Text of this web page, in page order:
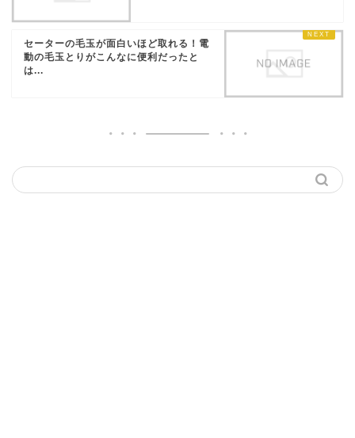
セーターの毛玉が面白いほど取れる！電
動の毛玉とりがこんなに便利だったと
は...